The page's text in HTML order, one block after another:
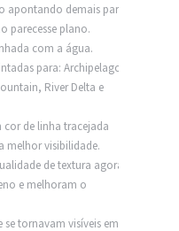
apontando demais para
parecesse plano.
com a água.
para: Archipelago
River Delta e
de linha tracejada
melhor visibilidade.
de textura agora
e melhoram o
tornavam visíveis em